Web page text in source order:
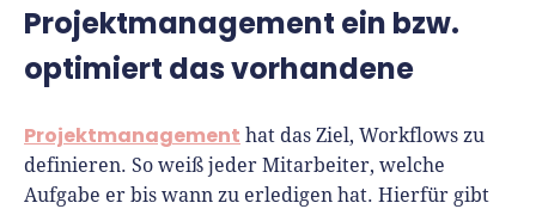
Projektmanagement ein bzw.
optimiert das vorhandene
Projektmanagement hat das Ziel, Workflows zu
definieren. So weiß jeder Mitarbeiter, welche
Aufgabe er bis wann zu erledigen hat. Hierfür gibt